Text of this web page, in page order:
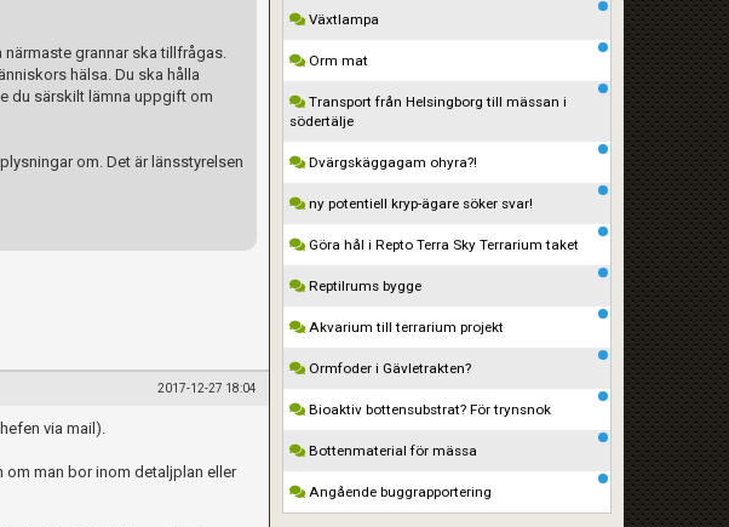
grannar ska tillfrågas.
hälsa. Du ska hålla
du särskilt lämna uppgift om
om. Det är länsstyrelsen
2017-12-27 18:04
via mail).
man bor inom detaljplan eller
Växtlampa
Orm mat
Transport från Helsingborg till mässan i
södertälje
Dvärgskäggagam ohyra?!
ny potentiell kryp-ägare söker svar!
Göra hål i Repto Terra Sky Terrarium taket
Reptilrums bygge
Akvarium till terrarium projekt
Ormfoder i Gävletrakten?
Bioaktiv bottensubstrat? För trynsnok
Bottenmaterial för mässa
Angående buggrapportering